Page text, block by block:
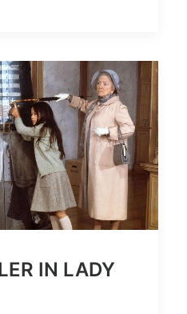
IN LADY